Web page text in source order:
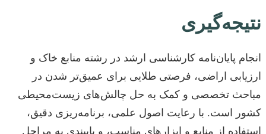
نتیجه‌گیری
انجام پایان‌نامه کارشناسی ارشد در رشته منابع خاک و
ارزیابی اراضی، فرصتی طلایی برای عمیق‌تر شدن در
مباحث تخصصی و کمک به حل چالش‌های زیست‌محیطی
کشور است. با رعایت اصول علمی، برنامه‌ریزی دقیق،
استفاده از منابع و ابزارهای مناسب، و پایبندی به مراحل